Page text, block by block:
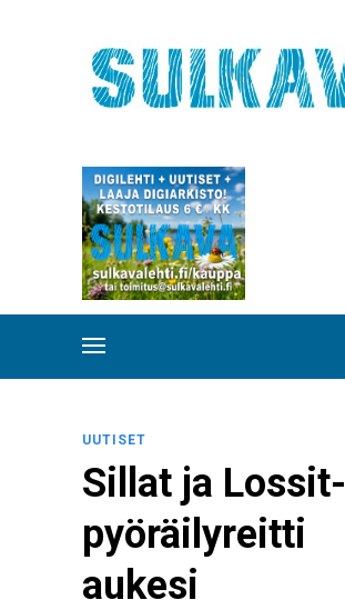
UUTISET
Sillat ja Lossit-
pyöräilyreitti
aukesi